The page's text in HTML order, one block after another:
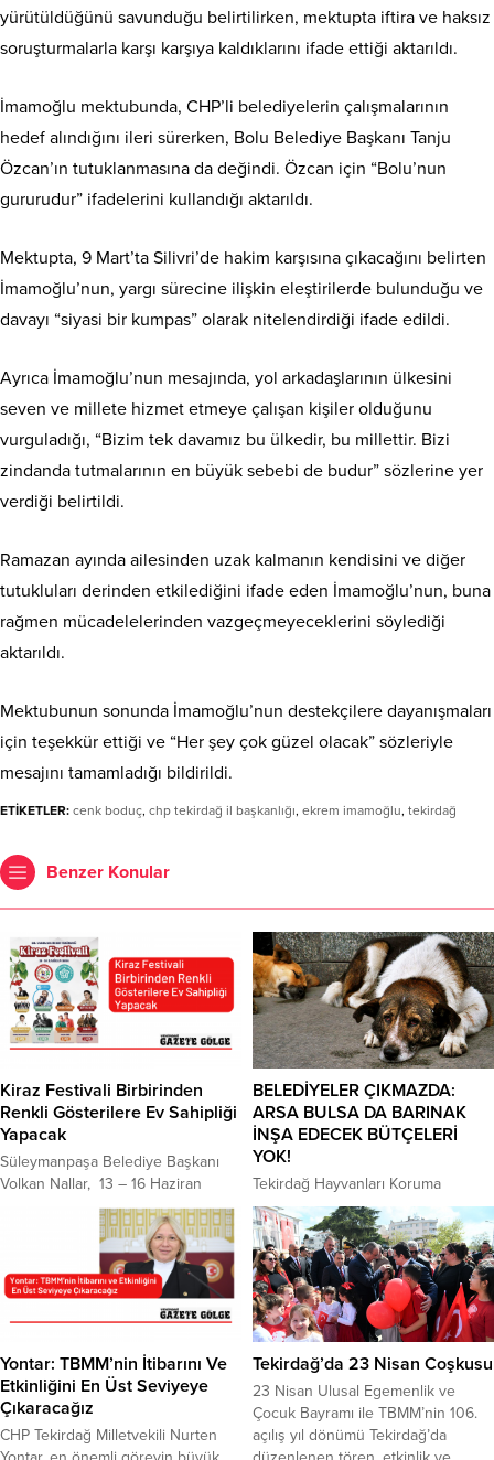
yürütüldüğünü savunduğu belirtilirken, mektupta iftira ve haksız
soruşturmalarla karşı karşıya kaldıklarını ifade ettiği aktarıldı.
İmamoğlu mektubunda, CHP’li belediyelerin çalışmalarının
hedef alındığını ileri sürerken, Bolu Belediye Başkanı Tanju
Özcan’ın tutuklanmasına da değindi. Özcan için “Bolu’nun
gururudur” ifadelerini kullandığı aktarıldı.
Mektupta, 9 Mart’ta Silivri’de hakim karşısına çıkacağını belirten
İmamoğlu’nun, yargı sürecine ilişkin eleştirilerde bulunduğu ve
davayı “siyasi bir kumpas” olarak nitelendirdiği ifade edildi.
Ayrıca İmamoğlu’nun mesajında, yol arkadaşlarının ülkesini
seven ve millete hizmet etmeye çalışan kişiler olduğunu
vurguladığı, “Bizim tek davamız bu ülkedir, bu millettir. Bizi
zindanda tutmalarının en büyük sebebi de budur” sözlerine yer
verdiği belirtildi.
Ramazan ayında ailesinden uzak kalmanın kendisini ve diğer
tutukluları derinden etkilediğini ifade eden İmamoğlu’nun, buna
rağmen mücadelelerinden vazgeçmeyeceklerini söylediği
aktarıldı.
Mektubunun sonunda İmamoğlu’nun destekçilere dayanışmaları
için teşekkür ettiği ve “Her şey çok güzel olacak” sözleriyle
mesajını tamamladığı bildirildi.
ETİKETLER: cenk boduç, chp tekirdağ il başkanlığı, ekrem imamoğlu, tekirdağ
Benzer Konular
Kiraz Festivali Birbirinden
Renkli Gösterilere Ev Sahipliği
Yapacak
Süleymanpaşa Belediye Başkanı
Volkan Nallar, 13 – 16 Haziran
tarihleri arasında gerçekleşecek
Uluslararası Kiraz Festivali’ne, tüm
Trakya’yı davet etti. Belediyeyi
büyük bir borçla devraldıklarını
aktaran Nallar, çok büyük bütçeler
harcamadan iyi sanatçılarla güzel
çekti. Geçtiğimiz yıl Melek
Mosso’unun sahne alması
nedeniyle iktidar yakınları
tarafından tepkiyle karşılanan...
BELEDİYELER ÇIKMAZDA:
ARSA BULSA DA BARINAK
İNŞA EDECEK BÜTÇELERİ
YOK!
Tekirdağ Hayvanları Koruma
Derneği Başkanı Bedia İlerler,
Hayvan Hakları Kanunu’nda 2028
yılına kadar belediyelerin bakımevi
inşa etmesi gerektiği yönünde
hüküm bulunduğunu anımsatarak,
fakat belediyelerin barınak inşa
edebilecekleri bir arsa bulmakta
zorlandığını, bulsalar da bu sefer
de bütçe engeli ile karşılaştıklarını
söyledi. Dünya genelinde sokak
hayvanlarının yaşam koşullarına
dikkat çekmek ve...
Yontar: TBMM’nin İtibarını Ve
Etkinliğini En Üst Seviyeye
Çıkaracağız
CHP Tekirdağ Milletvekili Nurten
Tekirdağ’da 23 Nisan Coşkusu
23 Nisan Ulusal Egemenlik ve
Çocuk Bayramı ile TBMM’nin 106.
açılış yıl dönümü Tekirdağ’da